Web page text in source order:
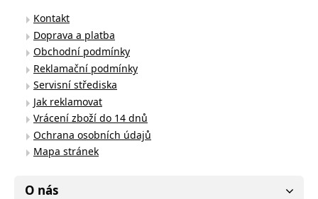
Kontakt
Doprava a platba
Obchodní podmínky
Reklamační podmínky
Servisní střediska
Jak reklamovat
Vrácení zboží do 14 dnů
Ochrana osobních údajů
Mapa stránek
O nás